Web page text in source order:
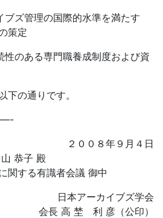
ズ管理の国際的水準を満たす
策定
のある専門職養成制度および資
下の通りです。
２００８年９月４日
恭子 殿
関する有識者会議 御中
日本アーカイブズ学会
会長 高 埜 利 彦（公印）